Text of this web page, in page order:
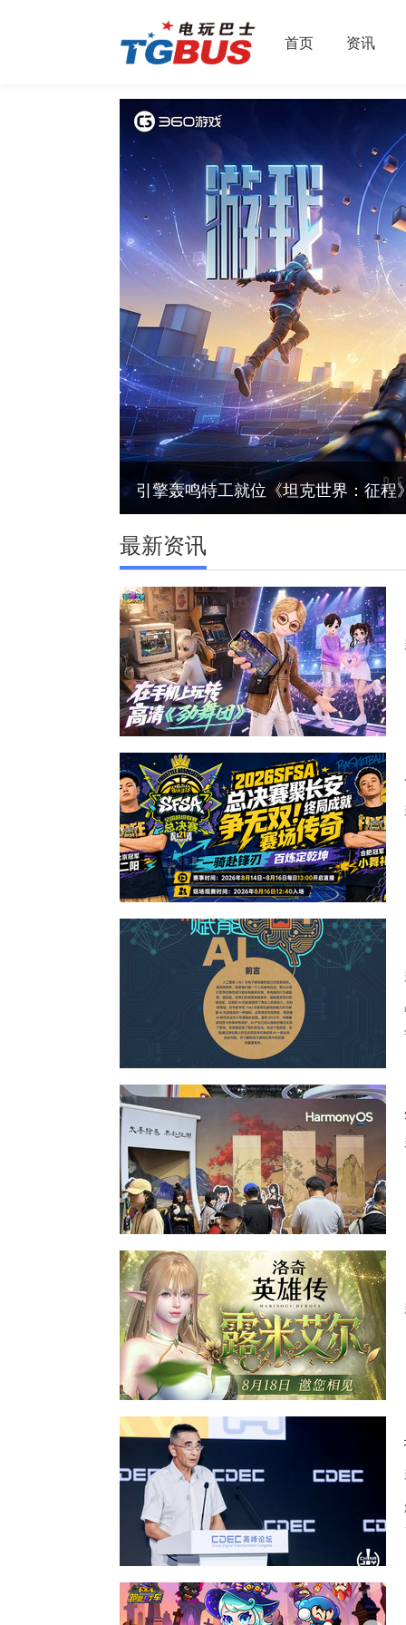
首页 资讯
引擎轰鸣特工就位《坦克世界：征程
最新资讯